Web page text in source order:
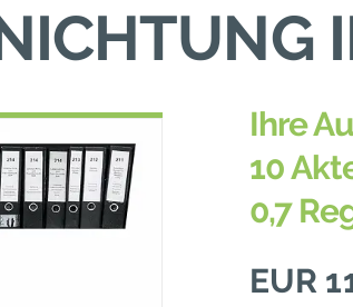
Ihre
10
0,7
EUR